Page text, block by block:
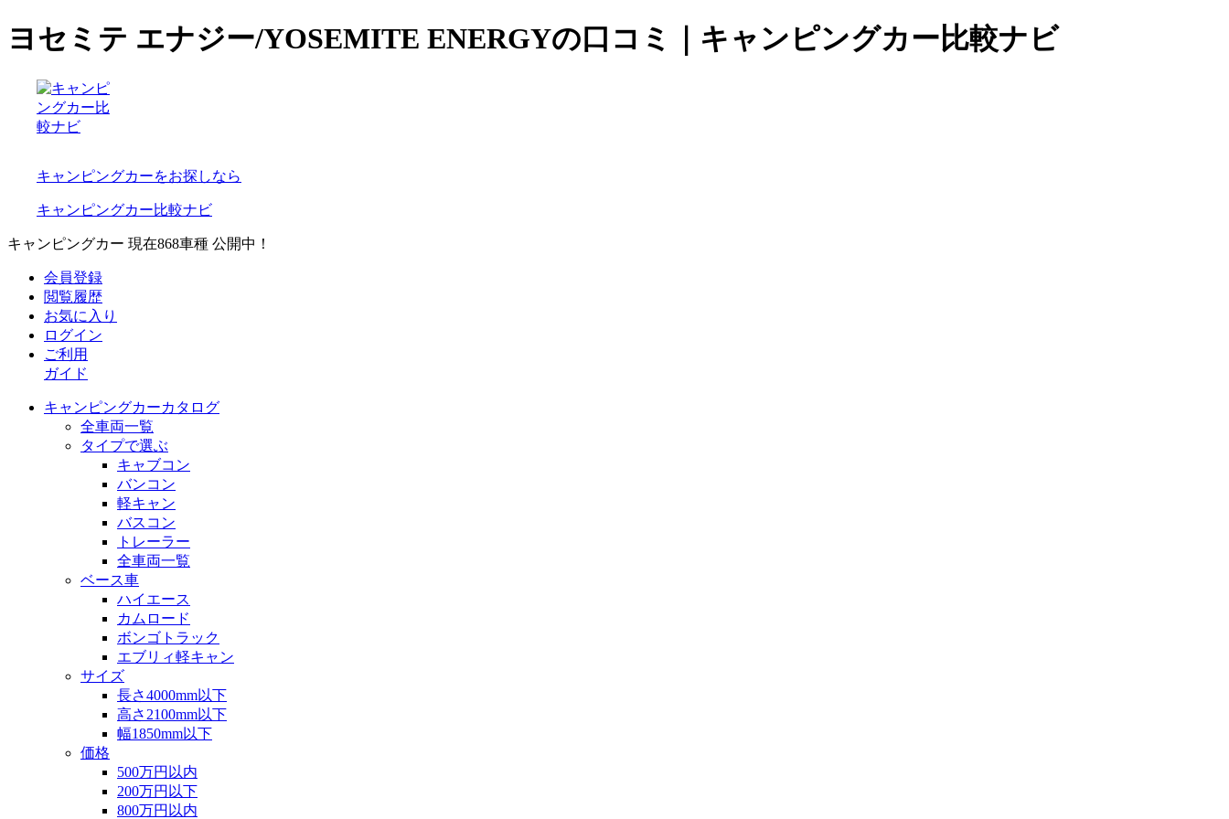
ヨセミテ エナジー/YOSEMITE ENERGYの口コミ｜キャンピングカー比較ナビ
キャンピングカーをお探しなら
キャンピングカー比較ナビ
キャンピングカー 現在868車種 公開中！
会員登録
閲覧履歴
お気に入り
ログイン
ご利用
ガイド
キャンピングカーカタログ
全車両一覧
タイプで選ぶ
キャブコン
バンコン
軽キャン
バスコン
トレーラー
全車両一覧
ベース車
ハイエース
カムロード
ボンゴトラック
エブリィ軽キャン
サイズ
長さ4000mm以下
高さ2100mm以下
幅1850mm以下
価格
500万円以内
200万円以下
800万円以内